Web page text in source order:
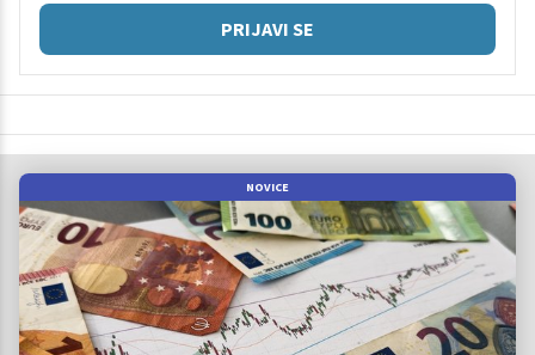
PRIJAVI SE
NOVICE